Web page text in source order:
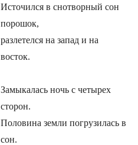
Источился в снотворный сон
порошок,
разлетелся на запад и на
восток.
Замыкалась ночь с четырех
сторон.
Половина земли погрузилась в
сон.